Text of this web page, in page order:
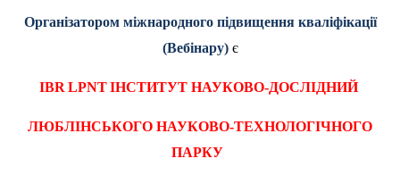
Організатором міжнародного підвищення кваліфікації
(Вебінару) є
IBR LPNTІНСТИТУТ НАУКОВО-ДОСЛІДНИЙ
ЛЮБЛІНСЬКОГО НАУКОВО-ТЕХНОЛОГІЧНОГО
ПАРКУ